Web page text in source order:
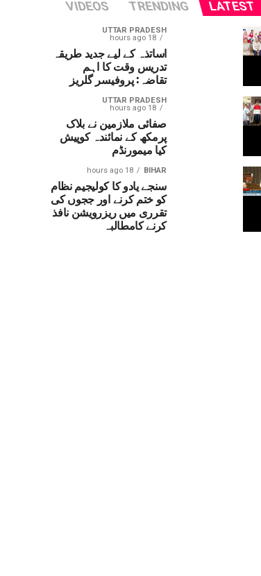
LATEST
TRENDING
VIDEOS
UTTAR PRADESH
18 hours ago
اساتذہ کے لیے جدید طریقہ
تدریس وقت کا اہم
تقاضہ: پروفیسر گلریز
UTTAR PRADESH
18 hours ago
صفائی ملازمین نے بلاک
پرمکھ کے نمائندہ کوپیش
کیا میمورنڈم
BIHAR
18 hours ago
سنجے یادو کا کولیجیم نظام
کو ختم کرنے اور ججوں کی
تقرری میں ریزرویشن نافذ
کرنے کامطالبہ